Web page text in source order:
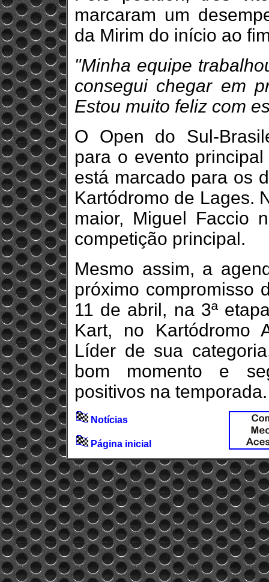
marcaram um
da Mirim do início ao
"Minha equipe
consegui chegar em
Estou muito feliz com
O Open do Sul-
para o evento
está marcado para os
Kartódromo de Lages.
maior, Miguel Faccio
competição principal.
Mesmo assim, a
próximo compromisso
11 de abril, na 3ª
Kart, no Kartódromo
Líder de sua
bom momento e
positivos na temporada.
Notícias
Página inicial